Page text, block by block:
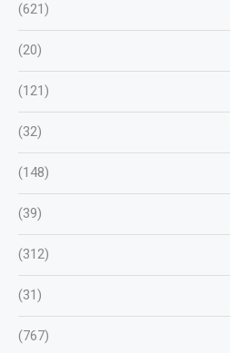
(621)
(20)
(121)
(32)
(148)
(39)
(312)
(31)
(767)